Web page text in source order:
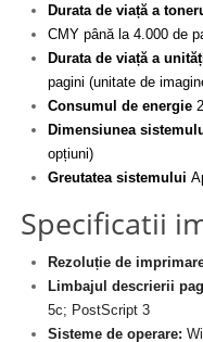
Durata de viață a
CMY până la 4.000 de
Durata de viață a
pagini (unitate de
Consumul de energie
Dimensiunea
opțiuni)
Greutatea sistemului
Specificatii
Rezoluție de
Limbajul descrierii
5c; PostScript 3
Sisteme de operare: